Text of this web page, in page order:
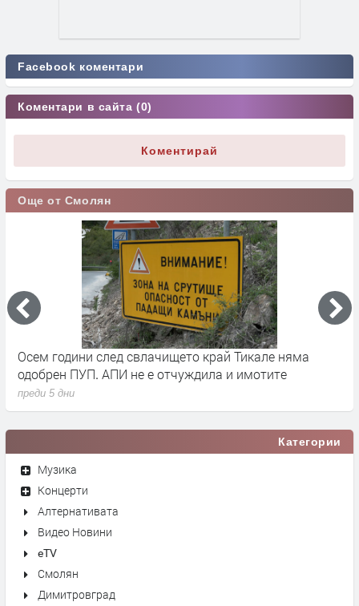
Facebook коментари
Коментари в сайта (0)
Коментирай
Още от Смолян
Осем години след свлачището край Тикале няма
одобрен ПУП. АПИ не е отчуждила и имотите
преди 5 дни
Категории
Музика
Концерти
Алтернативата
Видео Новини
eTV
Смолян
Димитровград